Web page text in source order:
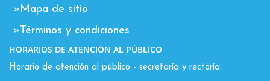
»Mapa de sitio
»Términos y condiciones
HORARIOS DE ATENCIÓN AL PÚBLICO
Horario de atención al público - secretaría y rectoría: